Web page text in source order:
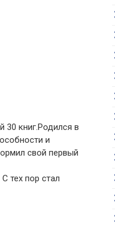
30 книг.Родился в
и
свой первый
тех пор стал